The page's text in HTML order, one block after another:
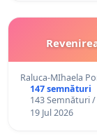
Raluca-MIhaela
147 semnături
143 Semnături
19 Jul 2026